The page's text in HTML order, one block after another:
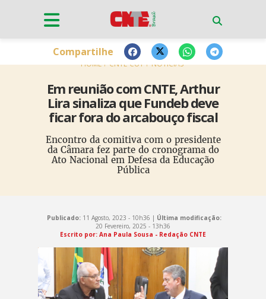
HOME CNTE-CUT NOTÍCIAS
Em reunião com CNTE, Arthur
Lira sinaliza que Fundeb deve
ficar fora do arcabouço fiscal
Encontro da comitiva com o presidente
da Câmara fez parte do cronograma do
Ato Nacional em Defesa da Educação
Pública
Compartilhe
Publicado:11 Agosto, 2023 - 10h36 | Última modificação:
20 Fevereiro, 2025 - 13h36
Escrito por: Ana Paula Sousa - Redação CNTE